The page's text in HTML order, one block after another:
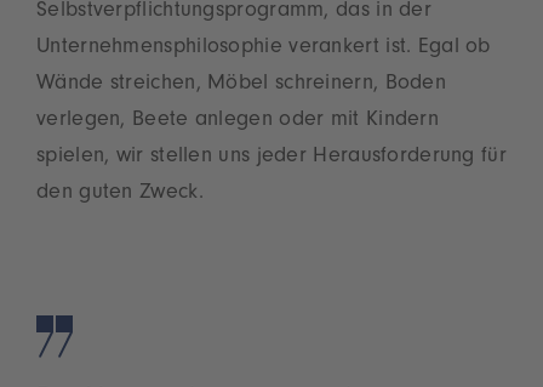
Selbstverpflichtungsprogramm, das in der
Unternehmensphilosophie verankert ist. Egal ob
Wände streichen, Möbel schreinern, Boden
verlegen, Beete anlegen oder mit Kindern
spielen, wir stellen uns jeder Herausforderung für
den guten Zweck.